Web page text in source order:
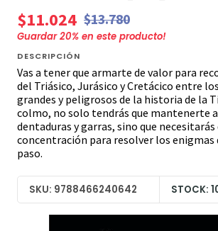
$11.024 $13.780
Guardar20% en este producto!
DESCRIPCIÓN
Vas a tener que armarte de valor para
del Triásico, Jurásico y Cretácico entre
grandes y peligrosos de la historia de la
colmo, no solo tendrás que mantenerte a
dentaduras y garras, sino que
concentración para resolver los enigmas
paso.
SKU: 9788466240642 STOCK: